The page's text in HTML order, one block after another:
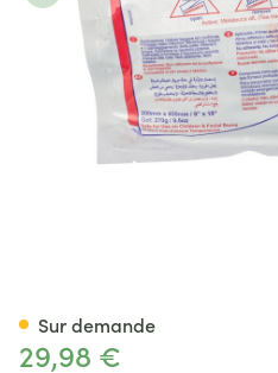
29,98 €
Sur demande